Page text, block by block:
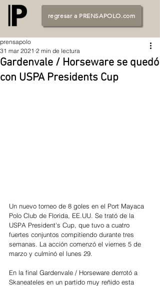
regresar a PRENSAPOLO.com
Gardenvale / Horseware se quedó
con USPA Presidents Cup
prensapolo
31 mar 2021 2 min de lectura
Un nuevo torneo de 8 goles en el Port Mayaca
Polo Club de Florida, EE.UU. Se trató de la
USPA President's Cup, que tuvo a cuatro
fuertes conjuntos compitiendo durante tres
semanas. La acción comenzó el viernes 5 de
marzo y culminó el lunes 29.
En la final Gardenvale / Horseware derrotó a
Skaneateles en un partido muy reñido esta